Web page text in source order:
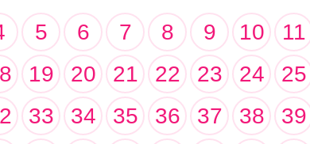
5 6 7 8 9 10
11
19 20 21 22 23 24
25
33 34 35 36 37 38
39